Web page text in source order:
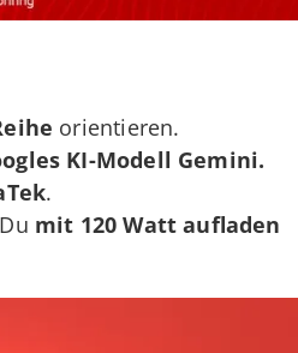
orientieren.
KI-Modell Gemini.
.
mit 120 Watt aufladen